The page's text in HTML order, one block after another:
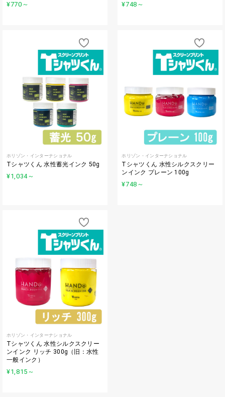
¥770 ～ ¥748 ～
ホリゾン・インターナショナル
Tシャツくん 水性蓄光インク 50g
¥1,034～
ホリゾン・インターナショナル
Tシャツくん 水性シルクスクリー
ンインク プレーン 100g
¥748 ～
ホリゾン・インターナショナル
Tシャツくん 水性シルクスクリー
ンインク リッチ 300g（旧：水性
一般インク）
¥1,815 ～